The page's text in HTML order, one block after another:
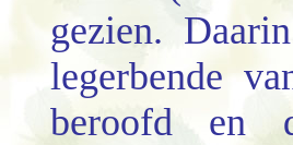
gezien.
legerbende
beroofd en